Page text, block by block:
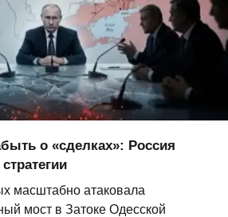
о «сделках»: Россия
масштабно атаковала
мост в Затоке Одесской